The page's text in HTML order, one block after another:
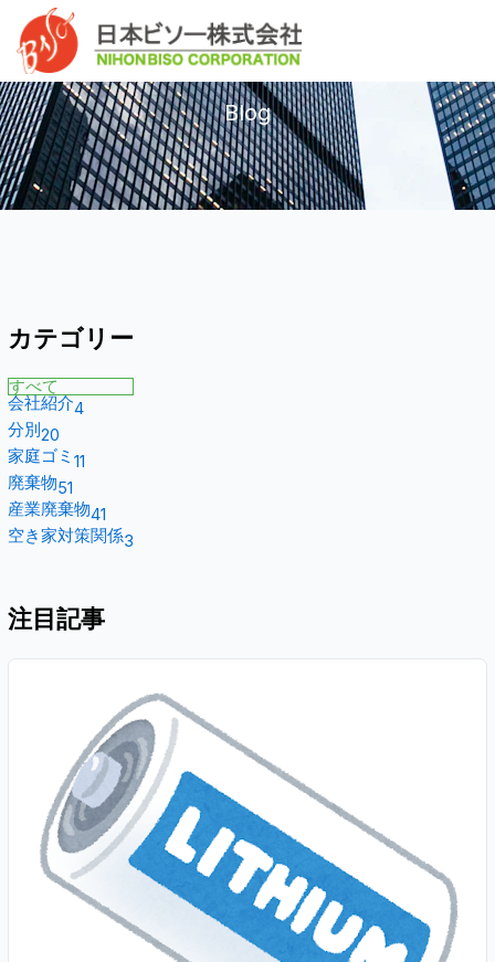
ッ
プ
ス
キ
ッ
プ
ブログ
Blog
カテゴリー
すべて
会社紹介4
分別20
家庭ゴミ11
廃棄物51
産業廃棄物41
空き家対策関係3
注目記事